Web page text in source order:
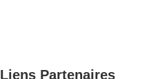
Liens Partenaires